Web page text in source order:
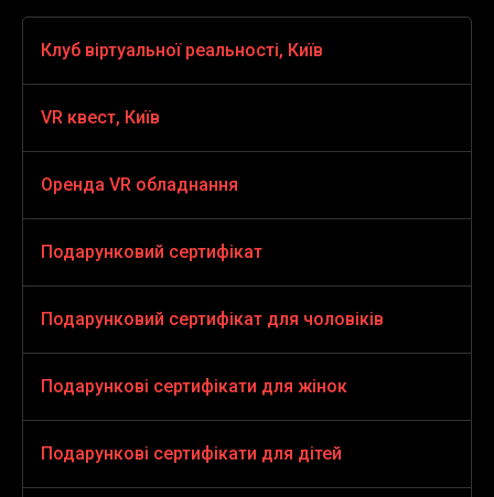
Клуб віртуальної реальності, Київ
VR Ігри
VR Стрілялки
VR екстрім
VR пригоди
Action vr
VR квест, Київ
VR квест horror
HOUSE OF FEAR
VR квест для дітей
CHRISTMAS
Оренда VR обладнання
Оренда VR обладнання
Подарунковий сертифікат
Подарунковий сертифікат
Подарунковий сертифікат для чоловіків
Подарунок чоловікові на день народження
Подарунок на 14 лютого хлопцеві
Подарункові сертифікати для жінок
Подарунок на ювілей жінці
Подарункові сертифікати для дітей